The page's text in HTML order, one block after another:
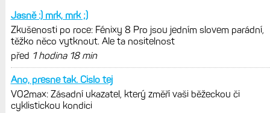
Elektrokola s motorem Bosch se
konečně mohou propojit s Garminem.
Zatím ale jen s Edge